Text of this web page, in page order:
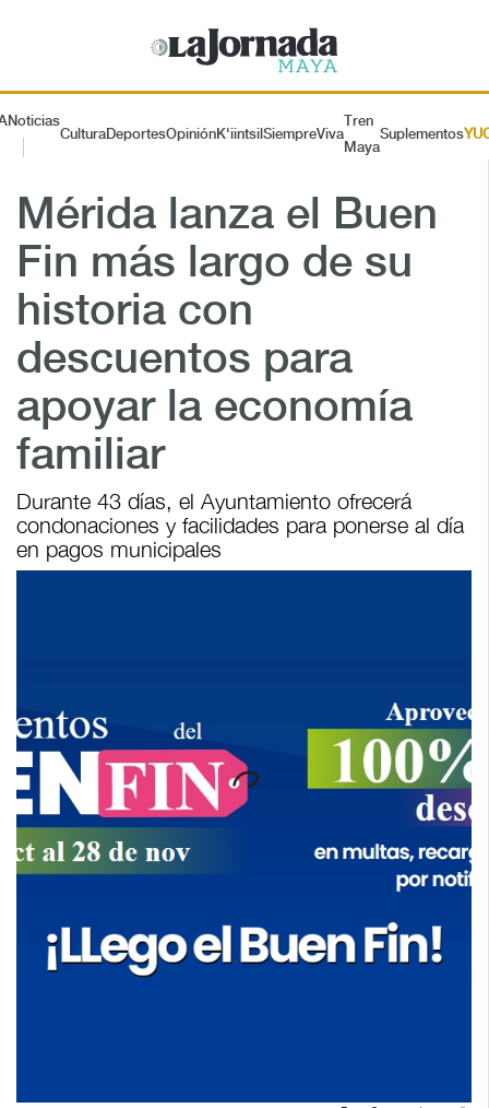
Noticias
CulturaDeportesOpiniónK'iintsil SiempreViva
Tren
Maya
Suplementos
Mérida lanza el Buen
Fin más largo de su
historia con
descuentos para
apoyar la economía
familiar
Durante 43 días, el Ayuntamiento ofrecerá
condonaciones y facilidades para ponerse al día
en pagos municipales